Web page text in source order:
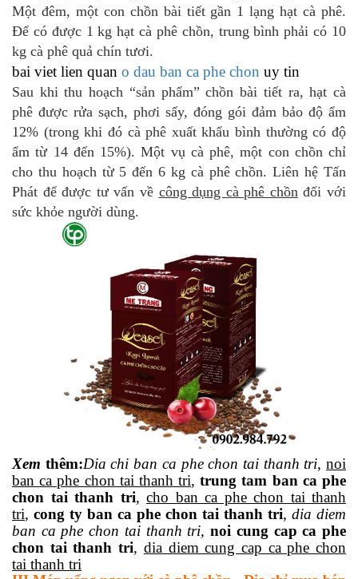
Một đêm, một con chồn bài tiết gần 1 lạng hạt cà phê.
Để có được 1 kg hạt cà phê chồn, trung bình phải có 10
kg cà phê quả chín tươi.
bai viet lien quan o dau ban ca phe chon uy tin
Sau khi thu hoạch “sản phẩm” chồn bài tiết ra, hạt cà
phê được rửa sạch, phơi sấy, đóng gói đảm bảo độ ẩm
12% (trong khi đó cà phê xuất khẩu bình thường có độ
ẩm từ 14 đến 15%). Một vụ cà phê, một con chồn chỉ
cho thu hoạch từ 5 đến 6 kg cà phê chồn. Liên hệ Tấn
Phát để được tư vấn về công dụng cà phê chồn đối với
sức khỏe người dùng.
Xem thêm:Dia chi ban ca phe chon tai thanh tri,noi
ban ca phe chon tai thanh tri, trung tam ban ca phe
chon tai thanh tri, cho ban ca phe chon tai thanh
tri, cong ty ban ca phe chon tai thanh tri, dia diem
ban ca phe chon tai thanh tri, noi cung cap ca phe
chon tai thanh tri, dia diem cung cap ca phe chon
tai thanh tri